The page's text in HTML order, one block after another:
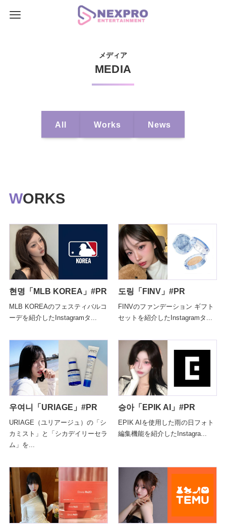
メディア
MEDIA
All Works News
WORKS
현명「MLB KOREA」#PR
MLB KOREAのフェスティバルコ
ーデを紹介したInstagramタ...
도링「FINV」#PR
FINVのファンデーション ギフト
セットを紹介したInstagramタ...
우여니「URIAGE」#PR
URIAGE（ユリアージュ）の「シ
カミスト」と「シカデイリーセラ
ム」を...
승아「EPIK AI」#PR
EPIK AIを使用した雨の日フォト
編集機能を紹介したInstagra...